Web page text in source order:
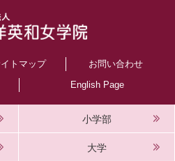
トマップ
お問い合わせ
English Page
小学部
大学